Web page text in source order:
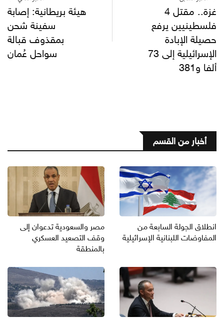
غزة.. مقتل 4
فلسطينيين يرفع
حصيلة الإبادة
الإسرائيلية إلى 73
ألفا و381
هيئة بريطانية: إصابة
سفينة شحن
بمقذوف قبالة
سواحل عُمان
أخبار من القسم
انطلاق الجولة السابعة من
المفاوضات اللبنانية الإسرائيلية
مصر والسعودية تدعوان إلى
وقف التصعيد العسكري
بالمنطقة